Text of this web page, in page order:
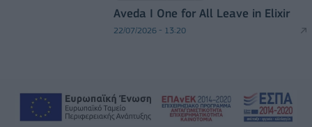
Aveda I One for All Leave in Elixir
22/07/2026 - 13:20